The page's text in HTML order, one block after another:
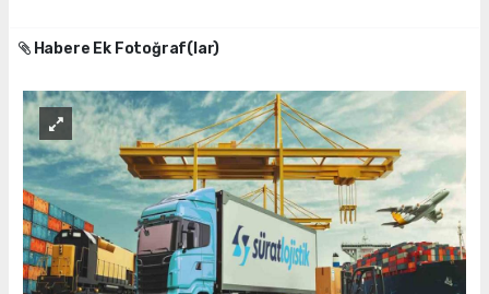
Habere Ek Fotoğraf(lar)